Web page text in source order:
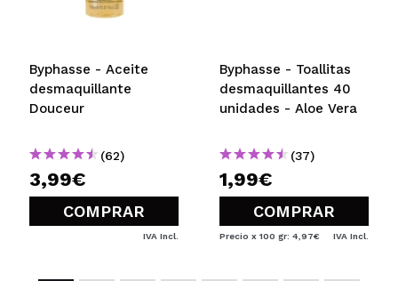
Byphasse - Aceite
desmaquillante
Douceur
(62)
3,99€
COMPRAR
IVA Incl.
Byphasse - Toallitas
desmaquillantes 40
unidades - Aloe Vera
(37)
1,99€
COMPRAR
Precio x 100 gr: 4,97€ IVA Incl.